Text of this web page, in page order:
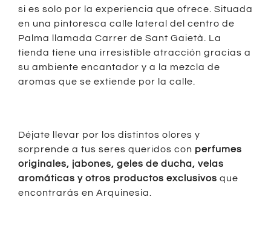
si es solo por la experiencia que ofrece. Situada
en una pintoresca calle lateral del centro de
Palma llamada Carrer de Sant Gaietà. La
tienda tiene una irresistible atracción gracias a
su ambiente encantador y a la mezcla de
aromas que se extiende por la calle.
Déjate llevar por los distintos olores y
sorprende a tus seres queridos con perfumes
originales, jabones, geles de ducha, velas
aromáticas y otros productos exclusivos que
encontrarás en Arquinesia.